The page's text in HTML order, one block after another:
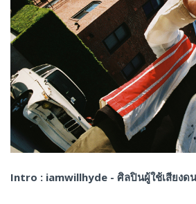
Intro : iamwillhyde - ศิลปินผู้ใช้เสียงด